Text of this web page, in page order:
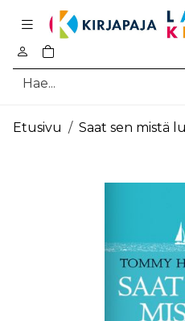
0
tuotetta ostoskorissa
Pääsisältö
Etusivu Saat sen mistä